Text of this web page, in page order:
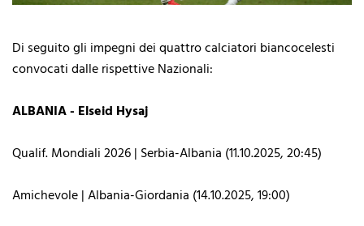
Di seguito gli impegni dei quattro calciatori biancocelesti
convocati dalle rispettive Nazionali:
ALBANIA - Elseid Hysaj
Qualif. Mondiali 2026 | Serbia-Albania (11.10.2025, 20:45)
Amichevole | Albania-Giordania (14.10.2025, 19:00)